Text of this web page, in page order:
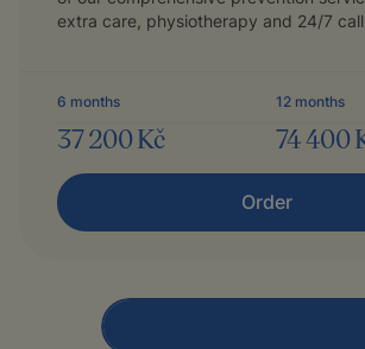
extra care, physiotherapy and 24/7
6 months 12 months
37 200 Kč 74 400
Order